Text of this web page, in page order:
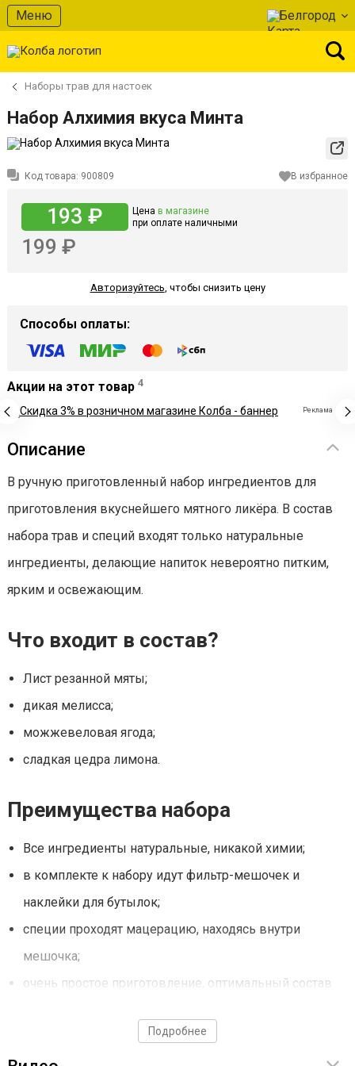
Меню Белгород
Наборы трав для настоек
Набор Алхимия вкуса Минта
Код товара: 900809 В избранное
193 ₽ Цена в магазине
при оплате наличными
199 ₽
Авторизуйтесь, чтобы снизить цену
Способы оплаты:
Акции на этот товар 4
Реклама
Описание
В ручную приготовленный набор ингредиентов для
приготовления вкуснейшего мятного ликёра. В состав
набора трав и специй входят только натуральные
ингредиенты, делающие напиток невероятно питким,
ярким и освежающим.
Что входит в состав?
Лист резанной мяты;
дикая мелисса;
можжевеловая ягода;
сладкая цедра лимона.
Преимущества набора
Все ингредиенты натуральные, никакой химии;
в комплекте к набору идут фильтр-мешочек и
наклейки для бутылок;
специи проходят мацерацию, находясь внутри
мешочка;
очень простое приготовление, оптимальный состав
мешок выполнен из материалов, никак не
Подробнее